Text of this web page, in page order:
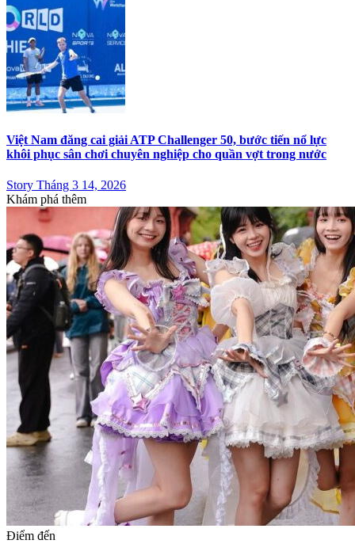
Việt Nam đăng cai giải ATP Challenger 50, bước tiến nổ lực
khôi phục sân chơi chuyên nghiệp cho quần vợt trong nước
Story Tháng 3 14, 2026
Khám phá thêm
Điểm đến